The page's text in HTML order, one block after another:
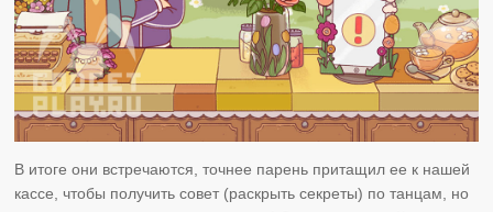
В итоге они встречаются, точнее парень притащил ее к нашей
кассе, чтобы получить совет (раскрыть секреты) по танцам, но